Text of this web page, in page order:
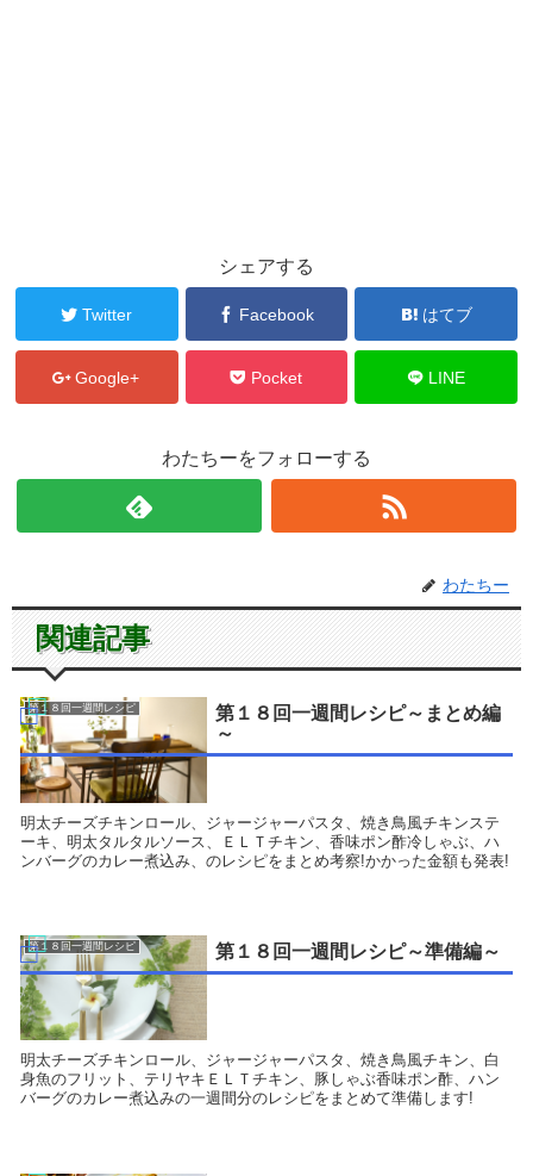
シェアする
Twitter Facebook はてブ
Google+ Pocket LINE
わたちーをフォローする
わたちー
関連記事
第１８回一週間レシピ
第１８回一週間レシピ～まとめ編
～
明太チーズチキンロール、ジャージャーパスタ、焼き鳥風チキンステ
ーキ、明太タルタルソース、ＥＬＴチキン、香味ポン酢冷しゃぶ、ハ
ンバーグのカレー煮込み、のレシピをまとめ考察!かかった金額も発表!
第１８回一週間レシピ 第１８回一週間レシピ～準備編～
明太チーズチキンロール、ジャージャーパスタ、焼き鳥風チキン、白
身魚のフリット、テリヤキＥＬＴチキン、豚しゃぶ香味ポン酢、ハン
バーグのカレー煮込みの一週間分のレシピをまとめて準備します!